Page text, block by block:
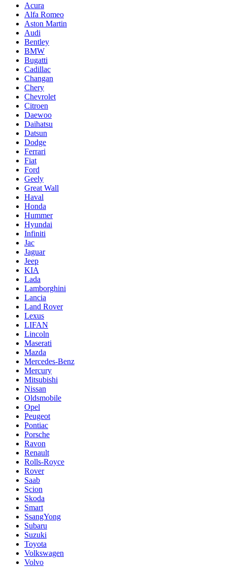
Acura
Alfa Romeo
Aston Martin
Audi
Bentley
BMW
Bugatti
Cadillac
Changan
Chery
Chevrolet
Citroen
Daewoo
Daihatsu
Datsun
Dodge
Ferrari
Fiat
Ford
Geely
Great Wall
Haval
Honda
Hummer
Hyundai
Infiniti
Jac
Jaguar
Jeep
KIA
Lada
Lamborghini
Lancia
Land Rover
Lexus
LIFAN
Lincoln
Maserati
Mazda
Mercedes-Benz
Mercury
Mitsubishi
Nissan
Oldsmobile
Opel
Peugeot
Pontiac
Porsche
Ravon
Renault
Rolls-Royce
Rover
Saab
Scion
Skoda
Smart
SsangYong
Subaru
Suzuki
Toyota
Volkswagen
Volvo